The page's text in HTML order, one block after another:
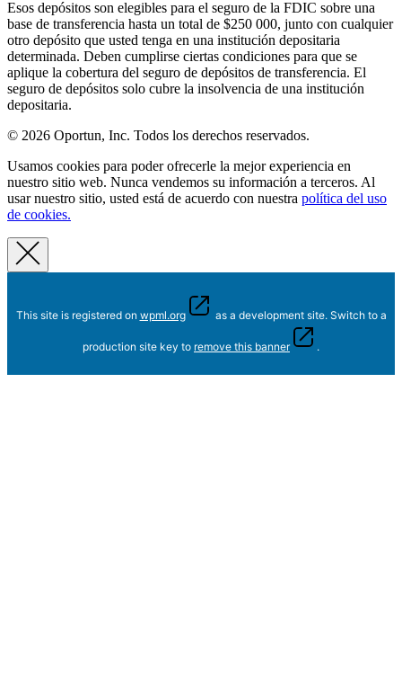
Esos depósitos son elegibles para el seguro de la FDIC sobre una
base de transferencia hasta un total de $250 000, junto con cualquier
otro depósito que usted tenga en una institución depositaria
determinada. Deben cumplirse ciertas condiciones para que se
aplique la cobertura del seguro de depósitos de transferencia. El
seguro de depósitos solo cubre la insolvencia de una institución
depositaria.
© 2026 Oportun, Inc. Todos los derechos reservados.
Usamos cookies para poder ofrecerle la mejor experiencia en
nuestro sitio web. Nunca vendemos su información a terceros. Al
usar nuestro sitio, usted está de acuerdo con nuestra política del uso
de cookies.
This site is registered on wpml.org as a development site. Switch to a
production site key to remove this banner .